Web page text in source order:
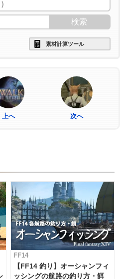
素材計算ツール
上へ 次へ
FF14
【FF14 釣り】オーシャンフィ
ッシングの航路の釣り方・餌